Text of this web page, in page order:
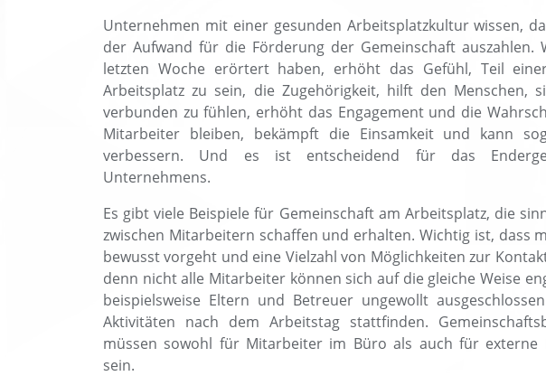
Unternehmen mit einer gesunden Arbeitsplatzkultur wissen,
der Aufwand für die Förderung der Gemeinschaft auszahlen.
letzten Woche erörtert haben, erhöht das Gefühl, Teil
Arbeitsplatz zu sein, die Zugehörigkeit, hilft den Menschen,
verbunden zu fühlen, erhöht das Engagement und die
Mitarbeiter bleiben, bekämpft die Einsamkeit und kann
verbessern. Und es ist entscheidend für das
Unternehmens.
Es gibt viele Beispiele für Gemeinschaft am Arbeitsplatz, die
zwischen Mitarbeitern schaffen und erhalten. Wichtig ist, dass
bewusst vorgeht und eine Vielzahl von Möglichkeiten zur
denn nicht alle Mitarbeiter können sich auf die gleiche Weise
beispielsweise Eltern und Betreuer ungewollt
Aktivitäten nach dem Arbeitstag stattfinden.
müssen sowohl für Mitarbeiter im Büro als auch für externe
sein.